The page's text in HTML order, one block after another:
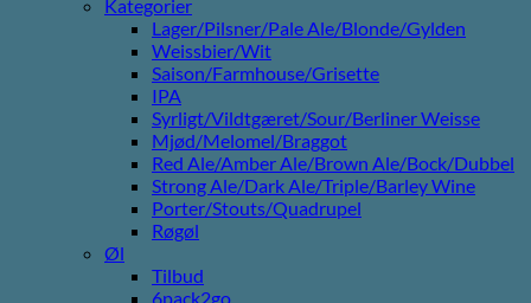
Kategorier
Lager/Pilsner/Pale Ale/Blonde/Gylden
Weissbier/Wit
Saison/Farmhouse/Grisette
IPA
Syrligt/Vildtgæret/Sour/Berliner Weisse
Mjød/Melomel/Braggot
Red Ale/Amber Ale/Brown Ale/Bock/Dubbel
Strong Ale/Dark Ale/Triple/Barley Wine
Porter/Stouts/Quadrupel
Røgøl
Øl
Tilbud
6pack2go